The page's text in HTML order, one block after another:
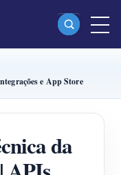
Fi (WEM3080T)
e App Store
da